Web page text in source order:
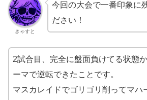
きゃすと
今回の大会で一番印象に
ださい！
2試合目、完全に盤面負けてる状態
ーマで逆転できたことです。
マスカレイドでゴリゴリ削ってマハ